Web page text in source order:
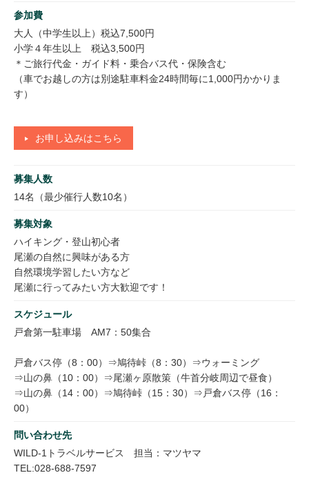
参加費
大人（中学生以上）税込7,500円
小学４年生以上 税込3,500円
＊ご旅行代金・ガイド料・乗合バス代・保険含む
（車でお越しの方は別途駐車料金24時間毎に1,000円かかりま
す）
お申し込みはこちら
募集人数
14名（最少催行人数10名）
募集対象
ハイキング・登山初心者
尾瀬の自然に興味がある方
自然環境学習したい方など
尾瀬に行ってみたい方大歓迎です！
スケジュール
戸倉第一駐車場 AM7：50集合
戸倉バス停（8：00）⇒鳩待峠（8：30）⇒ウォーミング
⇒山の鼻（10：00）⇒尾瀬ヶ原散策（牛首分岐周辺で昼食）
⇒山の鼻（14：00）⇒鳩待峠（15：30）⇒戸倉バス停（16：
00）
問い合わせ先
WILD-1トラベルサービス 担当：マツヤマ
TEL:028-688-7597